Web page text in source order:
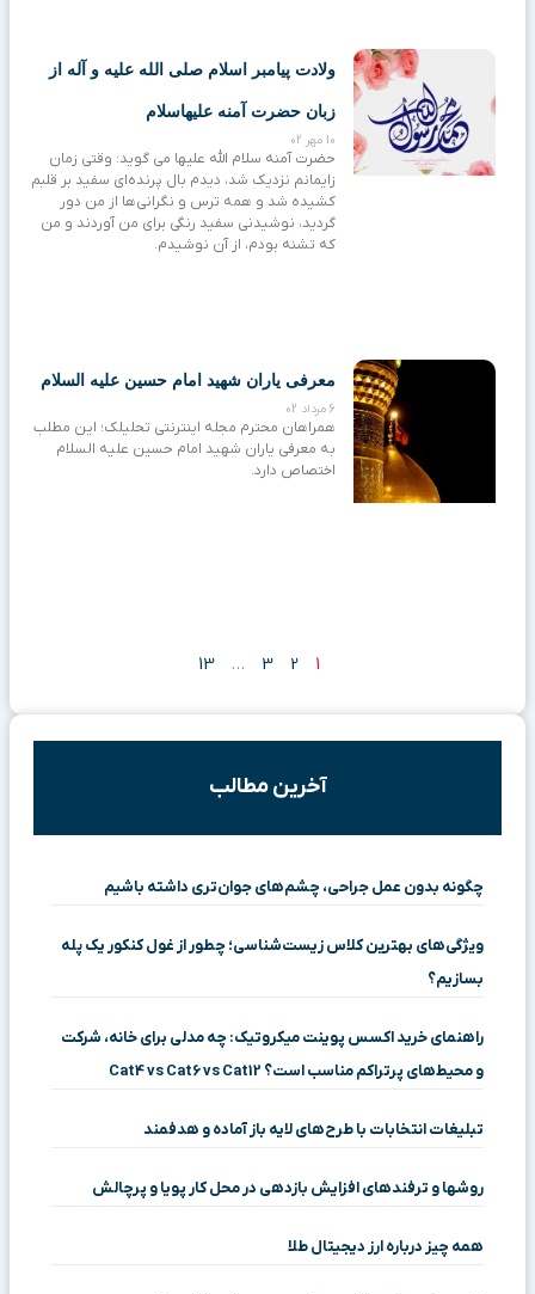
ولادت پیامبر اسلام صلی الله علیه و آله از
زبان حضرت آمنه علیهاسلام
10 مهر 02
حضرت آمنه سلام الله علیها می گوید: وقتی زمان
زایمانم نزدیک شد، دیدم بال پرنده‌ای سفید بر قلبم
کشیده شد و همه ترس و نگرانی‌ها از من دور
گردید، نوشیدنی سفید رنگی برای من آوردند و من
که تشنه بودم، از آن نوشیدم.
معرفی یاران شهید امام حسین علیه السلام
6 مرداد 02
همراهان محترم مجله اینترنتی تحلیلک؛ این مطلب
به معرفی یاران شهید امام حسین علیه السلام
اختصاص دارد.
1
2
3
…
13
آخرین مطالب
چگونه بدون عمل جراحی، چشم‌های جوان‌تری داشته باشیم
ویژگی‌های بهترین کلاس زیست‌شناسی؛ چطور از غول کنکور یک پله
بسازیم؟
راهنمای خرید اکسس پوینت میکروتیک: چه مدلی برای خانه، شرکت
و محیط‌های پرتراکم مناسب است؟ Cat4 vs Cat6 vs Cat12
تبلیغات انتخابات با طرح‌های لایه باز آماده و هدفمند
روشها و ترفندهای افزایش بازدهی در محل کار پویا و پرچالش
همه چیز درباره ارز دیجیتال طلا